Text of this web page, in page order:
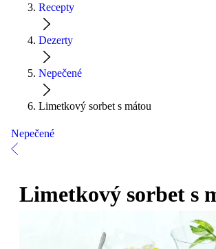
Recepty
Dezerty
Nepečené
Limetkový sorbet s mátou
Nepečené
Limetkový sorbet s